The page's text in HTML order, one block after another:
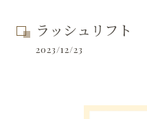
ラッシュリフト
2023/12/23